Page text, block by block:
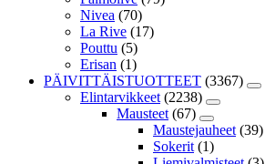
Nivea (70)
La Rive (17)
Pouttu (5)
Erisan (1)
PÄIVITTÄISTUOTTEET (3367)
Elintarvikkeet (2238)
Mausteet (67)
Maustejauheet (39)
Sokerit (1)